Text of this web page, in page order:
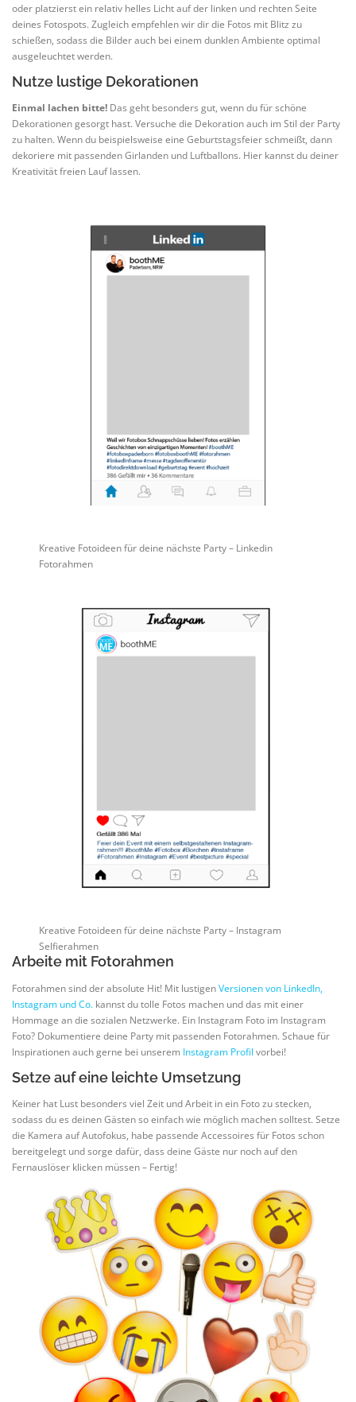
oder platzierst ein relativ helles Licht auf der linken und rechten Seite
deines Fotospots. Zugleich empfehlen wir dir die Fotos mit Blitz zu
schießen, sodass die Bilder auch bei einem dunklen Ambiente optimal
ausgeleuchtet werden.
Nutze lustige Dekorationen
Einmal lachen bitte! Das geht besonders gut, wenn du für schöne
Dekorationen gesorgt hast. Versuche die Dekoration auch im Stil der Party
zu halten. Wenn du beispielsweise eine Geburtstagsfeier schmeißt, dann
dekoriere mit passenden Girlanden und Luftballons. Hier kannst du deiner
Kreativität freien Lauf lassen.
Kreative Fotoideen für deine nächste Party – Linkedin
Fotorahmen
Kreative Fotoideen für deine nächste Party – Instagram
Selfierahmen
Arbeite mit Fotorahmen
Fotorahmen sind der absolute Hit! Mit lustigenVersionen von LinkedIn,
Instagram und Co. kannst du tolle Fotos machen und das mit einer
Hommage an die sozialen Netzwerke. Ein Instagram Foto im Instagram
Foto? Dokumentiere deine Party mit passenden Fotorahmen. Schaue für
Inspirationen auch gerne bei unserem Instagram Profil vorbei!
Setze auf eine leichte Umsetzung
Keiner hat Lust besonders viel Zeit und Arbeit in ein Foto zu stecken,
sodass du es deinen Gästen so einfach wie möglich machen solltest. Setze
die Kamera auf Autofokus, habe passende Accessoires für Fotos schon
bereitgelegt und sorge dafür, dass deine Gäste nur noch auf den
Fernauslöser klicken müssen – Fertig!